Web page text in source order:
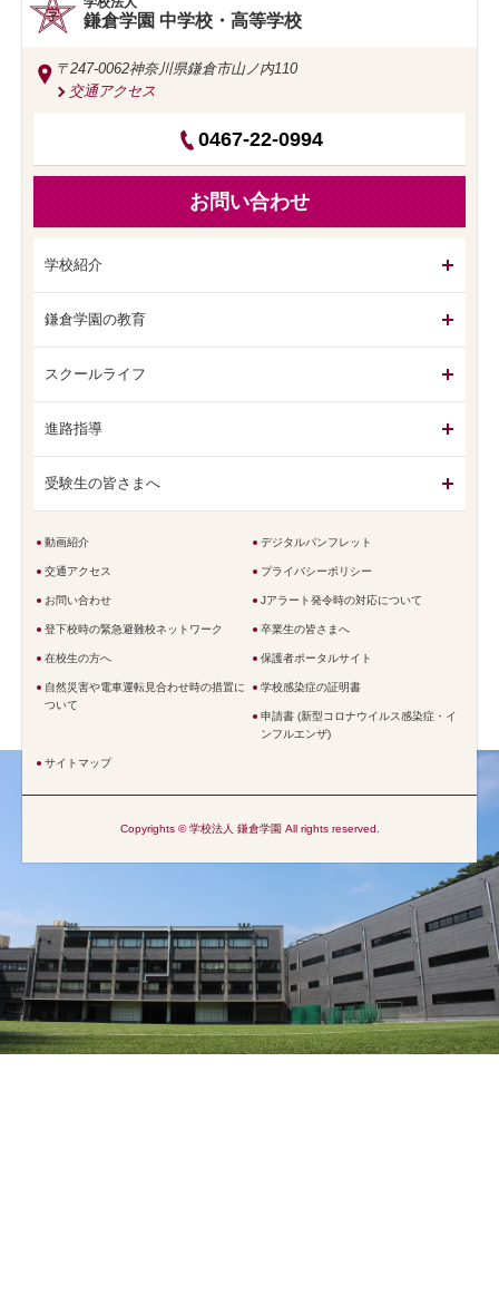
鎌倉学園 中学校・高等学校
〒247-0062神奈川県鎌倉市山ノ内110
交通アクセス
0467-22-0994
お問い合わせ
学校紹介
鎌倉学園の教育
スクールライフ
進路指導
受験生の皆さまへ
動画紹介 デジタルパンフレット
交通アクセス プライバシーポリシー
お問い合わせ Jアラート発令時の対応について
登下校時の緊急避難校ネットワーク 卒業生の皆さまへ
在校生の方へ 保護者ポータルサイト
自然災害や電車運転見合わせ時の措置に
ついて
学校感染症の証明書
申請書 (新型コロナウイルス感染症・イ
ンフルエンザ)
サイトマップ
Copyrights © 学校法人 鎌倉学園 All rights reserved.